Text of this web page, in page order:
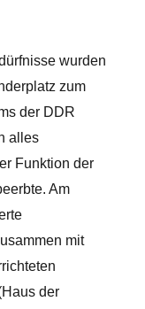
wurden
zum
der DDR
alles
Funktion der
Am
mit
der